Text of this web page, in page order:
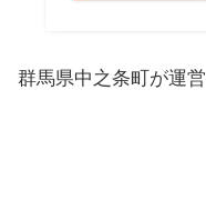
群馬県中之条町が運